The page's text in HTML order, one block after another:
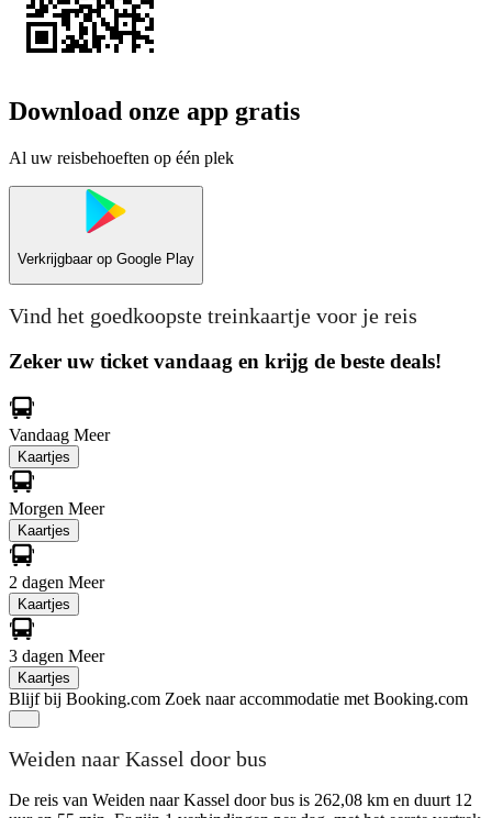
Download onze app gratis
Al uw reisbehoeften op één plek
Verkrijgbaar op Google Play
Vind het goedkoopste treinkaartje voor je reis
Zeker uw ticket vandaag en krijg de beste deals!
Vandaag Meer
Kaartjes
Morgen Meer
Kaartjes
2 dagen Meer
Kaartjes
3 dagen Meer
Kaartjes
Blijf bij Booking.com Zoek naar accommodatie met Booking.com
Weiden naar Kassel door bus
De reis van Weiden naar Kassel door bus is 262,08 km en duurt 12